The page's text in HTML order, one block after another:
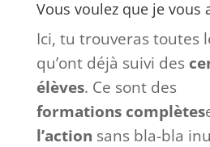
Vous voulez que je vous
Ici, tu trouveras toutes
qu’ont déjà suivi des
élèves. Ce sont des
formations complètes
l’action sans bla-bla